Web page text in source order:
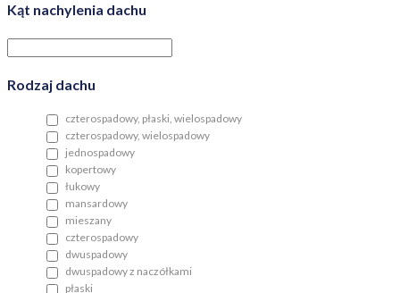
Kąt nachylenia dachu
Rodzaj dachu
czterospadowy, płaski, wielospadowy
czterospadowy, wielospadowy
jednospadowy
kopertowy
łukowy
mansardowy
mieszany
czterospadowy
dwuspadowy
dwuspadowy z naczółkami
płaski